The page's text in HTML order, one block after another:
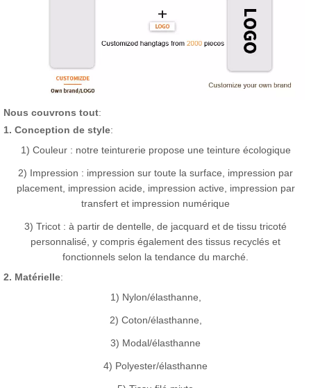
Nous couvrons tout:
1. Conception de style:
1) Couleur : notre teinturerie propose une teinture écologique
2) Impression : impression sur toute la surface, impression par
placement, impression acide, impression active, impression par
transfert et impression numérique
3) Tricot : à partir de dentelle, de jacquard et de tissu tricoté
personnalisé, y compris également des tissus recyclés et
fonctionnels selon la tendance du marché.
2. Matérielle:
1) Nylon/élasthanne,
2) Coton/élasthanne,
3) Modal/élasthanne
4) Polyester/élasthanne